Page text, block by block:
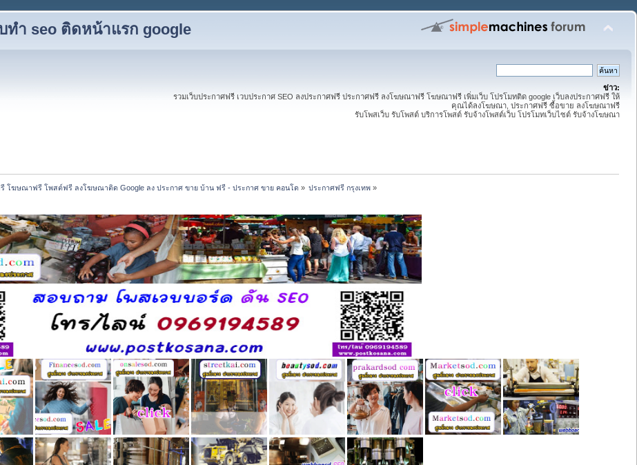
ทำ seo ติดหน้าแรก google
ข่าว:
รวมเว็บประกาศฟรี เวบประกาศ SEO ลงประกาศฟรี ประกาศฟรี ลงโฆษณาฟรี โฆษณาฟรี เพิ่มเว็บ โปรโมทติด google เว็บลงประกาศฟรี ให้
คุณได้ลงโฆษณา, ประกาศฟรี ซื้อขาย ลงโฆษณาฟรี
รับโพสเว็บ รับโพสต์ บริการโพสต์ รับจ้างโพสต์เว็บ โปรโมทเว็บไซต์ รับจ้างโฆษณา
โฆษณาฟรี โพสต์ฟรี ลงโฆษณาติด Google ลง ประกาศ ขาย บ้าน ฟรี - ประกาศ ขาย คอนโด » ประกาศฟรี กรุงเทพ»